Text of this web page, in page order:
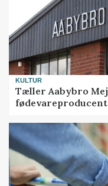
KULTUR
Tæller Aabybro